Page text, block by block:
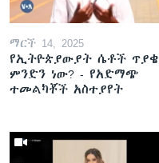
ማርች 14, 2025
የኢትዮጵያውያት ሴቶች ጥያቄ
ምንድን ነው? - የአድማጭ
ተመልካቾች አስተያየት